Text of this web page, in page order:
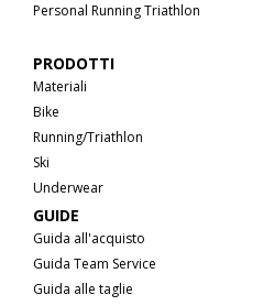
Personal Running Triathlon
PRODOTTI
Materiali
Bike
Running/Triathlon
Ski
Underwear
GUIDE
Guida all'acquisto
Guida Team Service
Guida alle taglie